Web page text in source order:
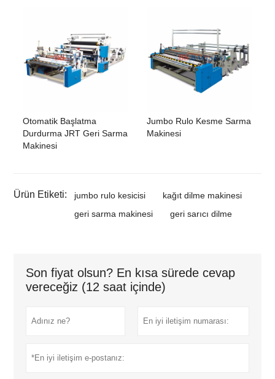
Otomatik Başlatma
Durdurma JRT Geri Sarma
Makinesi
Jumbo Rulo Kesme Sarma
Makinesi
Ürün Etiketi: jumbo rulo kesicisi
kağıt dilme makinesi
geri sarma makinesi
geri sarıcı dilme
Son fiyat olsun? En kısa sürede cevap
vereceğiz (12 saat içinde)